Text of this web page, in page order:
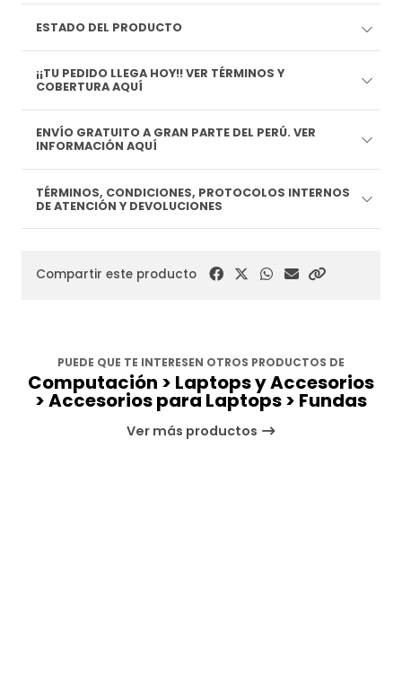
ESTADO DEL PRODUCTO
¡¡TU PEDIDO LLEGA HOY!! VER TÉRMINOS Y
COBERTURA AQUÍ
ENVÍO GRATUITO A GRAN PARTE DEL PERÚ. VER
INFORMACIÓN AQUÍ
TÉRMINOS, CONDICIONES, PROTOCOLOS INTERNOS
DE ATENCIÓN Y DEVOLUCIONES
Compartir este producto
PUEDE QUE TE INTERESEN OTROS PRODUCTOS DE
Computación > Laptops y Accesorios
> Accesorios para Laptops > Fundas
Ver más productos